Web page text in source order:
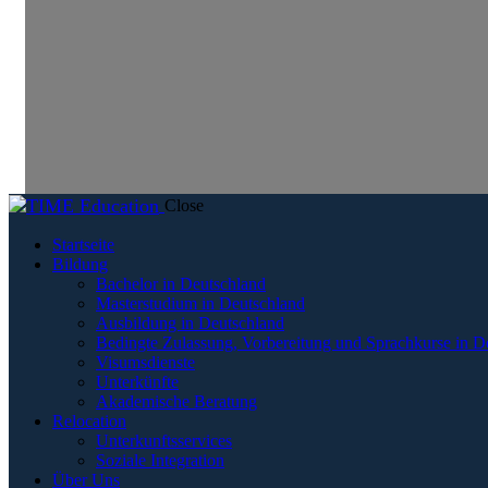
Close
Startseite
Bildung
Bachelor in Deutschland
Masterstudium in Deutschland
Ausbildung in Deutschland
Bedingte Zulassung, Vorbereitung und Sprachkurse in
Visumsdienste
Unterkünfte
Akademische Beratung
Relocation
Unterkunftsservices
Soziale Integration
Über Uns